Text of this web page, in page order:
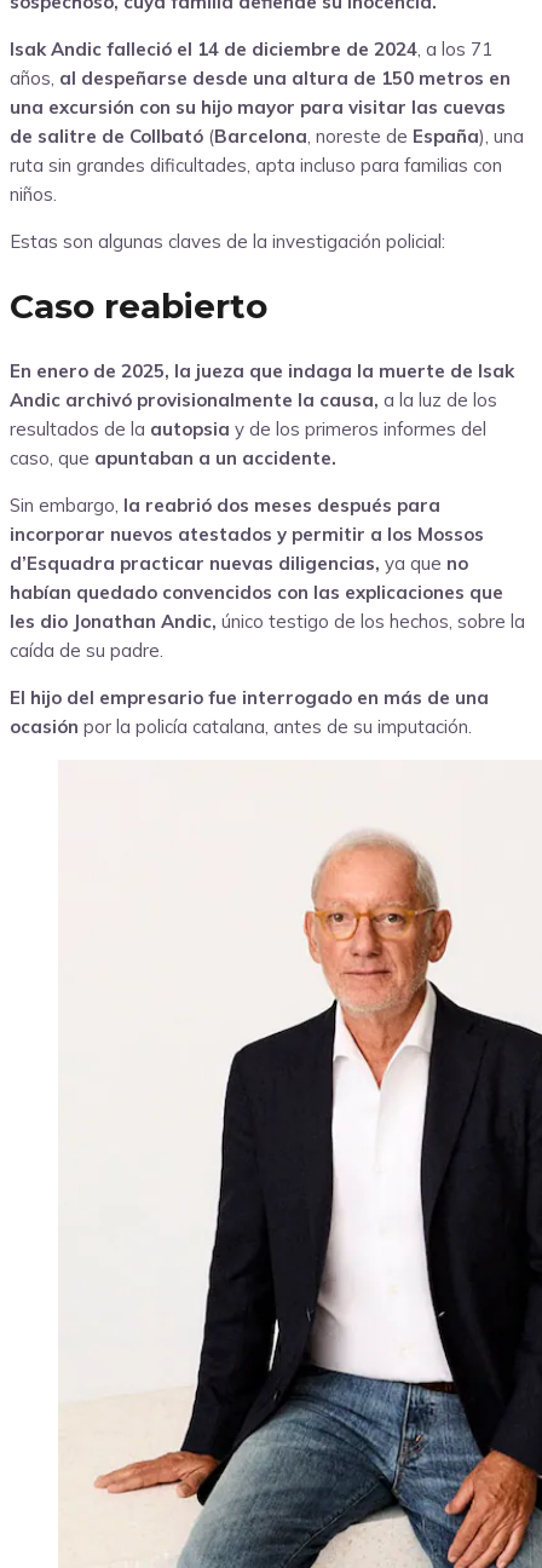
Isak Andic falleció el 14 de diciembre de 2024, a los 71
años, al despeñarse desde una altura de 150 metros en
una excursión con su hijo mayor para visitar las cuevas
de salitre de Collbató (Barcelona, noreste de España), una
ruta sin grandes dificultades, apta incluso para familias con
niños.
Estas son algunas claves de la investigación policial:
Caso reabierto
En enero de 2025, la jueza que indaga la muerte de Isak
Andic archivó provisionalmente la causa, a la luz de los
resultados de la autopsia y de los primeros informes del
caso, que apuntaban a un accidente.
Sin embargo, la reabrió dos meses después para
incorporar nuevos atestados y permitir a los Mossos
d’Esquadra practicar nuevas diligencias, ya que no
habían quedado convencidos con las explicaciones que
les dio Jonathan Andic, único testigo de los hechos, sobre la
caída de su padre.
El hijo del empresario fue interrogado en más de una
ocasión por la policía catalana, antes de su imputación.